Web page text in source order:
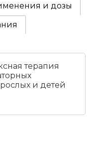
и дозы
терапия
и детей